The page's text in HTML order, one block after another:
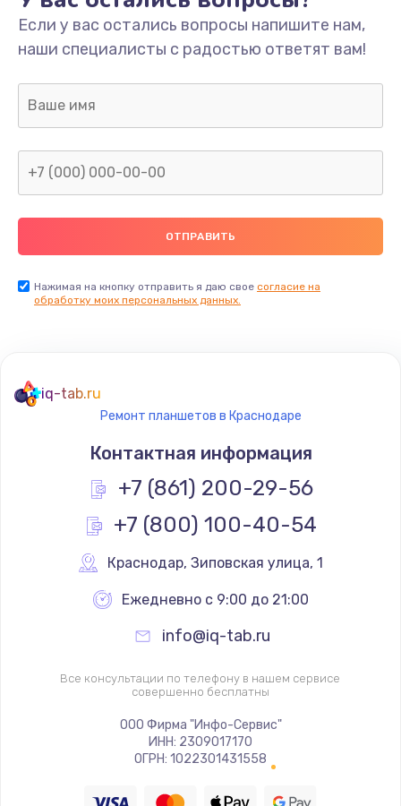
Если у вас остались вопросы напишите нам,
наши специалисты с радостью ответят вам!
Нажимая на кнопку отправить я даю свое согласие на
обработку моих персональных данных.
iq-tab.ru
Ремонт планшетов в Краснодаре
Контактная информация
+7 (861) 200-29-56
+7 (800) 100-40-54
Краснодар, Зиповская улица, 1
Ежедневно с 9:00 до 21:00
info@iq-tab.ru
Все консультации по телефону в нашем сервисе
совершенно бесплатны
ООО Фирма "Инфо-Сервис"
ИНН: 2309017170
ОГРН: 1022301431558